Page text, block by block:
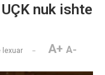
nuk ishte
lexuar A+ A-